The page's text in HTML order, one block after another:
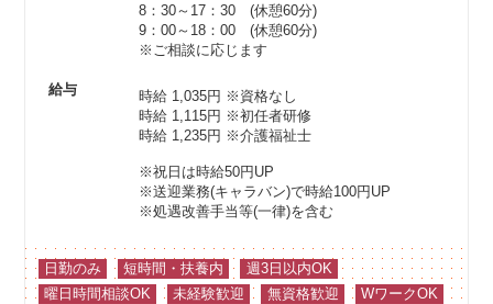
8：30～17：30 (休憩60分)
9：00～18：00 (休憩60分)
※ご相談に応じます
給与 時給 1,035円 ※資格なし
時給 1,115円 ※初任者研修
時給 1,235円 ※介護福祉士
※祝日は時給50円UP
※送迎業務(キャラバン)で時給100円UP
※処遇改善手当等(一律)を含む
日勤のみ 短時間・扶養内
週3日以内OK
曜日時間相談OK
未経験歓迎 無資格歓迎
WワークOK